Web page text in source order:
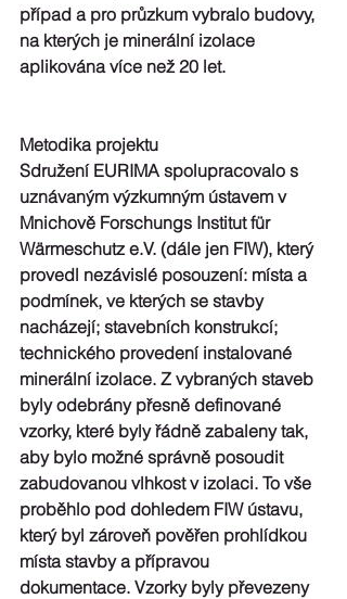
případ a pro průzkum vybralo budovy,
na kterých je minerální izolace
aplikována více než 20 let.
Metodika projektu
Sdružení EURIMA spolupracovalo s
uznávaným výzkumným ústavem v
Mnichově Forschungs Institut für
Wärmeschutz e.V. (dále jen FIW), který
provedl nezávislé posouzení: místa a
podmínek, ve kterých se stavby
nacházejí; stavebních konstrukcí;
technického provedení instalované
minerální izolace. Z vybraných staveb
byly odebrány přesně definované
vzorky, které byly řádně zabaleny tak,
aby bylo možné správně posoudit
zabudovanou vlhkost v izolaci. To vše
proběhlo pod dohledem FIW ústavu,
který byl zároveň pověřen prohlídkou
místa stavby a přípravou
dokumentace. Vzorky byly převezeny